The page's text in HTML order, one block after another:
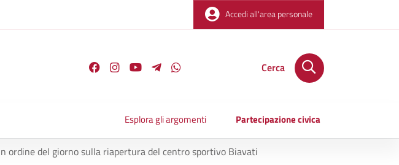
Accedi all'area personale
Cerca
Esplora gli argomenti Partecipazione civica
ordine del giorno sulla riapertura del centro sportivo Biavati